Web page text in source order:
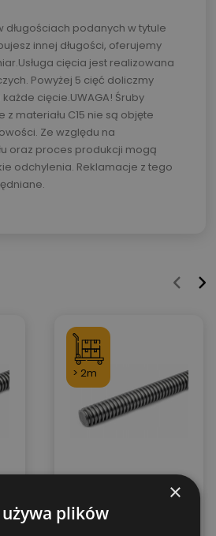
długościach podanych w tytule
innej długości, oferujemy
cięcia jest realizowana
Powyżej 5 cięć doliczmy
każde cięcie.UWAGA! Śruby
materiału C15 nie są objęte
Ze względu na
oraz proces produkcji mogą
odchylenia. Reklamacje z tego
> 2m
Śruba trapezowa
Tr. 12x2x2000 lewa
×
plików